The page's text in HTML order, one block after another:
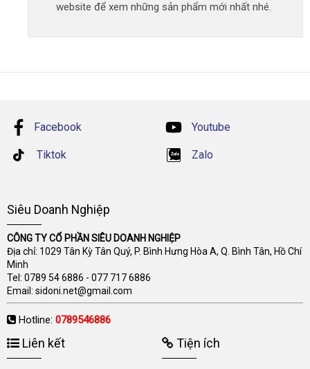
website để xem những sản phẩm mới nhất nhé.
Facebook Youtube
Tiktok Zalo
Siêu Doanh Nghiệp
CÔNG TY CỔ PHẦN SIÊU DOANH NGHIỆP
Địa chỉ: 1029 Tân Kỳ Tân Quý, P. Bình Hưng Hòa A, Q. Bình Tân, Hồ Chí
Minh
Tel: 0789 54 6886 - 077 717 6886
Email: sidoni.net@gmail.com
Hotline: 0789546886
Liên kết Tiện ích